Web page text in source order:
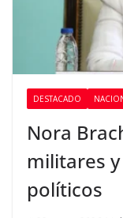
DESTACADO
Nora
militares
políticos